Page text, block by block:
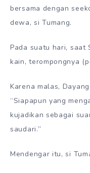
bersama dengan
dewa, si Tumang.
Pada suatu hari, saat
kain, terompongnya
Karena malas,
“Siapapun yang
kujadikan sebagai
saudari.”
Mendengar itu, si